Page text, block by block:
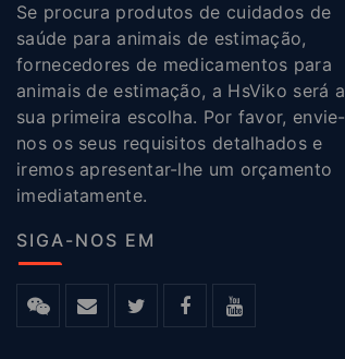
Se procura produtos de cuidados de
saúde para animais de estimação,
fornecedores de medicamentos para
animais de estimação, a HsViko será a
sua primeira escolha. Por favor, envie-
nos os seus requisitos detalhados e
iremos apresentar-lhe um orçamento
imediatamente.
SIGA-NOS EM